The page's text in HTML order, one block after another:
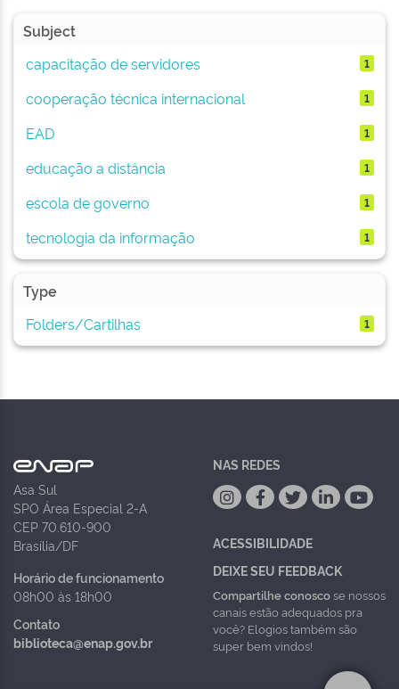
Subject
capacitação de servidores
1
cooperação técnica internacional 1
EAD 1
educação a distância 1
escola de governo 1
tecnologia da informação 1
Type
Folders/Cartilhas
1
Asa Sul
SPO Área Especial 2-A
CEP 70.610-900
Brasília/DF
Horário de funcionamento
08h00 às 18h00
Contato
biblioteca@enap.gov.br
NAS REDES
ACESSIBILIDADE
DEIXE SEU FEEDBACK
Compartilhe conoscose nossos
canais estão adequados pra
você? Elogios também são
super bem vindos!